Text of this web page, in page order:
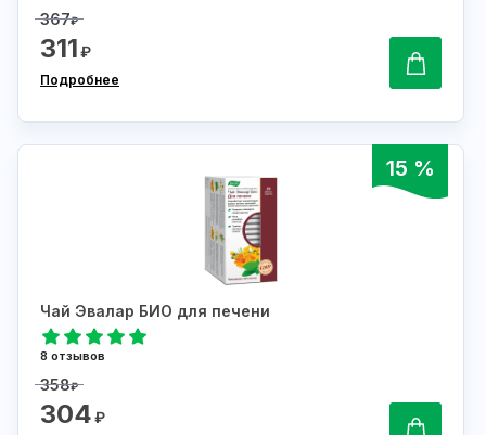
367₽
311₽
Подробнее
15 %
Чай Эвалар БИО для печени
8 отзывов
358₽
304₽